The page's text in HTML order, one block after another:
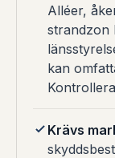
Alléer,
strandzon
kan
Krävs